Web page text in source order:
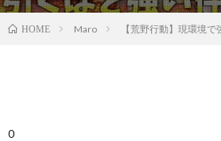
HOME Maro 【荒野行動】現環境
0